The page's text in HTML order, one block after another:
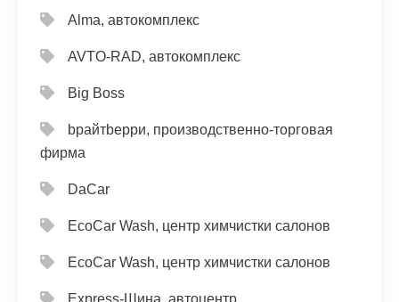
Alma, автокомплекс
AVTO-RAD, автокомплекс
Big Boss
bрайтbерри, производственно-торговая
фирма
DaCar
EcoCar Wash, центр химчистки салонов
EcoCar Wash, центр химчистки салонов